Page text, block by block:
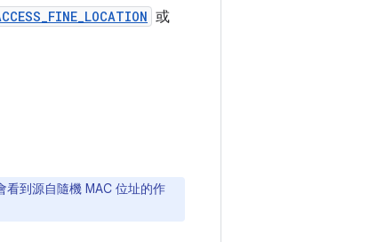
或
看到源自隨機 MAC 位址的作